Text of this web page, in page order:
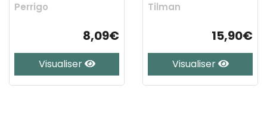
Perrigo
8,09€
Visualiser
Tilman
15,90€
Visualiser